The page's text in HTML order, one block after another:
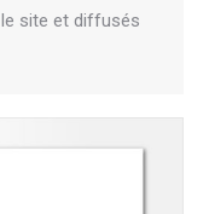
site et diffusés